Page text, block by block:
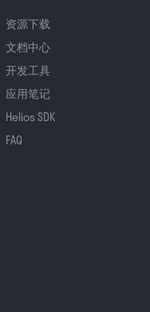
资源下载
文档中心
开发工具
应用笔记
Helios SDK
FAQ